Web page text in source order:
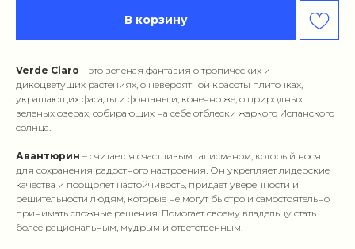
В корзину
Verde Claro – это зеленая фантазия о тропических и
дикоцветущих растениях, о невероятной красоты плиточках,
украшающих фасады и фонтаны и, конечно же, о природных
зеленых озерах, собирающих на себе отблески жаркого Испанского
солнца.
Авантюрин – считается счастливым талисманом, который носят
для сохранения радостного настроения. Он укрепляет лидерские
качества и поощряет настойчивость, придает уверенности и
решительности людям, которые не могут быстро и самостоятельно
принимать сложные решения. Помогает своему владельцу стать
более рациональным, мудрым и ответственным.